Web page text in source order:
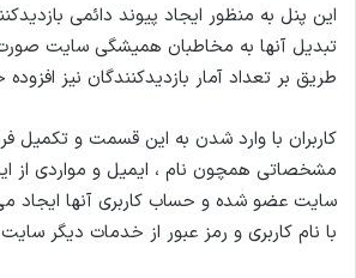
این پنل به منظور ایجاد پیوند دائمی
تبدیل آنها به مخاطبان همیشگی سایت
طریق بر تعداد آمار بازدیدکنندگان نیز
کاربران با وارد شدن به این قسمت و تکمیل
مشخصاتی همچون نام ، ایمیل و مواردی از
سایت عضو شده و حساب کاربری آنها ایجاد
با نام کاربری و رمز عبور از خدمات دیگر سایت